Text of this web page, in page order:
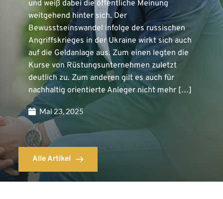
und weiß dabei die öffentliche Meinung
weitgehend hinter sich. Der
Bewusstseinswandel infolge des russischen
Angriffskrieges in der Ukraine wirkt sich auch
auf die Geldanlage aus. Zum einen legten die
Kurse von Rüstungsunternehmen zuletzt
deutlich zu. Zum anderen gilt es auch für
nachhaltig orientierte Anleger nicht mehr […]
Mai 23, 2025
Alle Artikel